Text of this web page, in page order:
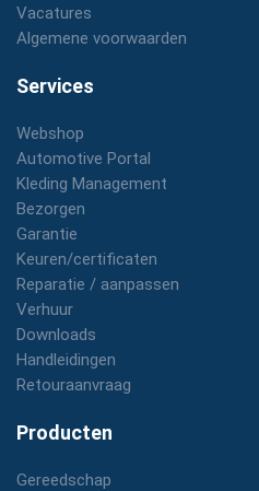
Vacatures
Algemene voorwaarden
Services
Webshop
Automotive Portal
Kleding Management
Bezorgen
Garantie
Keuren/certificaten
Reparatie / aanpassen
Verhuur
Downloads
Handleidingen
Retouraanvraag
Producten
Gereedschap